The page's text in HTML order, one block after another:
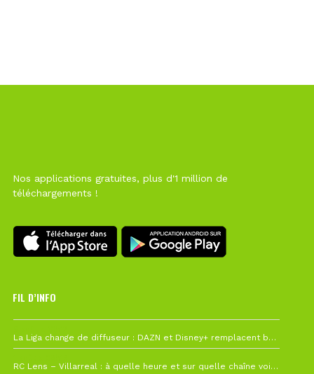
Nos applications gratuites, plus d'1 million de
téléchargements !
FIL D’INFO
La Liga change de diffuseur : DAZN et Disney+ remplacent beIN Sports !
RC Lens – Villarreal : à quelle heure et sur quelle chaîne voir la finale de la Como Cup ?